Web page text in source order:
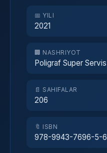
📅 YILI
2021
🏢 NASHRIYOT
Poligraf Super Servis
📄 SAHIFALAR
206
🔖 ISBN
978-9943-7696-5-6